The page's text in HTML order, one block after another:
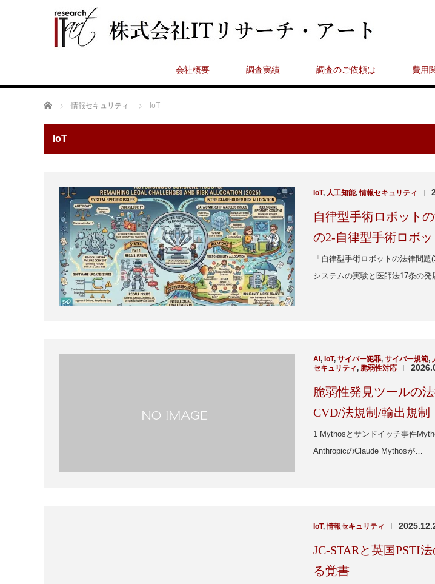
会社概要 調査実績 調査のご依頼は 費用
ホーム 情報セキュリティ IoT
IoT
IoT, 人工知能,情報セキュリティ |
自律型手術ロボット
の2-自律型手術ロボ
「自律型手術ロボットの法律問
システムの実験と医師法17条の
AI , IoT, サイバー犯罪, サイバー規範,
セキュリティ, 脆弱性対応 |
脆弱性発見ツールの
CVD/法規制/輸出規制
1 Mythosとサンドイッチ事件
AnthropicのClaude Mythosが…
IoT,情報セキュリティ |
JC-STARと英国PSTI
る覚書